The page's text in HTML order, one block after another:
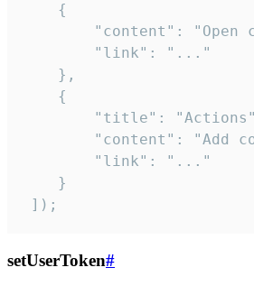
    {
"content": "Open
        "link": "..."
    },
    {
"title":
"content": "Add
        "link": "..."
    }
]);
setUserToken#